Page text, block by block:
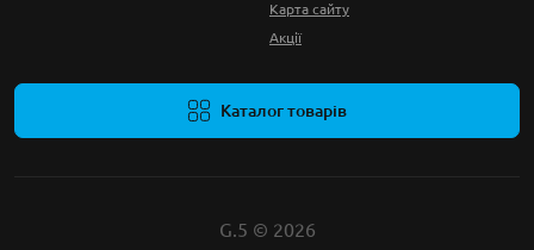
Карта сайту
Акції
Каталог товарів
G.5 © 2026